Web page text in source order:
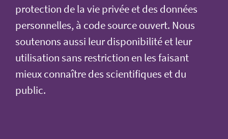
protection de la vie privée et des données
personnelles, à code source ouvert. Nous
soutenons aussi leur disponibilité et leur
utilisation sans restriction en les faisant
mieux connaître des scientifiques et du
public.